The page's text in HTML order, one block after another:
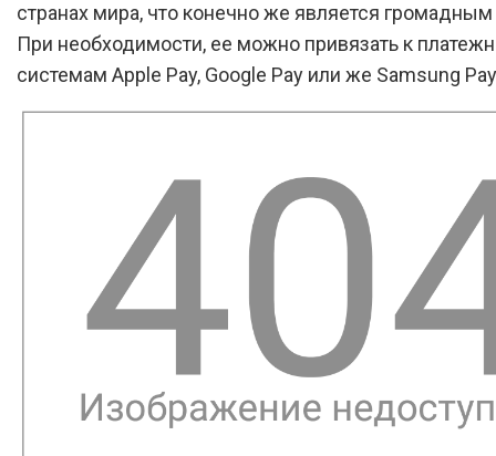
странах мира, что конечно же является
При необходимости, ее можно привязать к
системам Apple Pay, Google Pay или же Samsung